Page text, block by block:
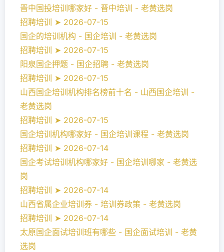
晋中国投培训哪家好 - 晋中培训 - 老黄选岗
招聘培训 ➤ 2026-07-15
国企的培训机构 - 国企培训 - 老黄选岗
招聘培训 ➤ 2026-07-15
阳泉国企押题 - 国企招聘 - 老黄选岗
招聘培训 ➤ 2026-07-15
山西国企培训机构排名榜前十名 - 山西国企培训 -
老黄选岗
招聘培训 ➤ 2026-07-15
国企培训机构哪家好 - 国企培训课程 - 老黄选岗
招聘培训 ➤ 2026-07-14
国企考试培训机构哪家好 - 国企培训哪家 - 老黄选
岗
招聘培训 ➤ 2026-07-14
山西省属企业培训券 - 培训券政策 - 老黄选岗
招聘培训 ➤ 2026-07-14
太原国企面试培训班有哪些 - 国企面试培训 - 老黄
选岗